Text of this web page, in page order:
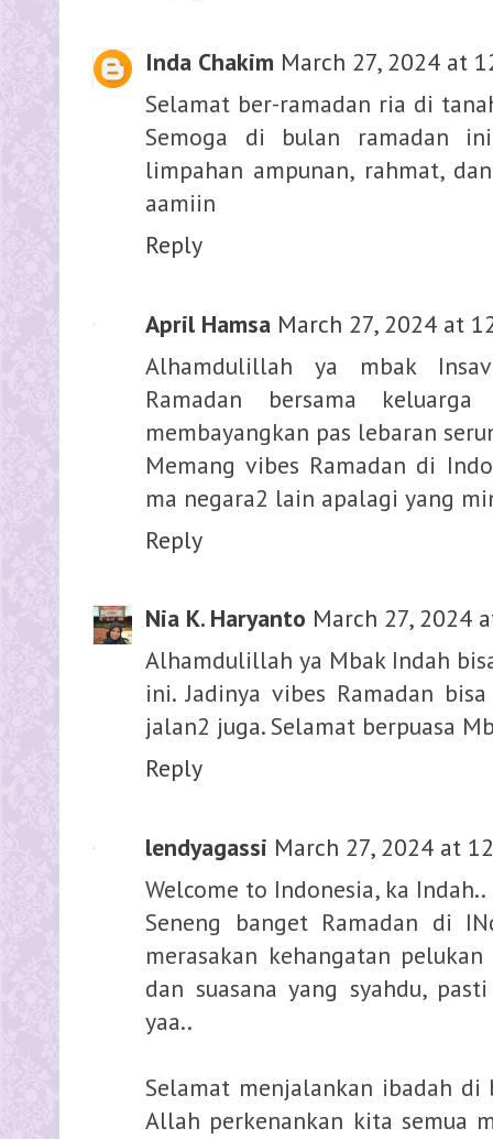
Inda Chakim March 27, 2024 at
Selamat ber-ramadan ria di
Semoga di bulan ramadan
limpahan ampunan, rahmat,
aamiin
Reply
April Hamsa March 27, 2024 at
Alhamdulillah ya mbak
Ramadan bersama
membayangkan pas lebaran
Memang vibes Ramadan di
ma negara2 lain apalagi yang
Reply
Nia K. Haryanto March 27, 2024
Alhamdulillah ya Mbak Indah
ini. Jadinya vibes Ramadan
jalan2 juga. Selamat berpuasa
Reply
lendyagassi March 27, 2024 at
Welcome to Indonesia, ka Indah..
Seneng banget Ramadan di
merasakan kehangatan
dan suasana yang syahdu,
yaa..
Selamat menjalankan ibadah di
Allah perkenankan kita semua